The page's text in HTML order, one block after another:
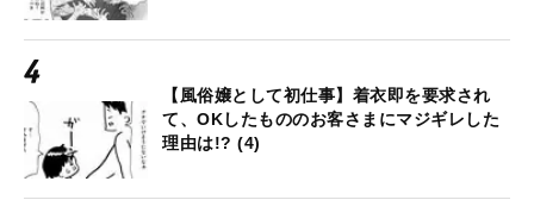
【風俗嬢として初仕事】着衣即を要求され
て、OKしたもののお客さまにマジギレした
理由は!? (4)